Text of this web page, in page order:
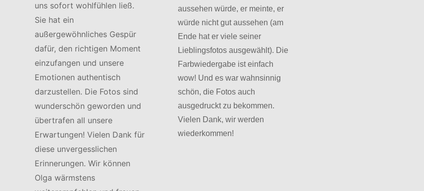
uns sofort wohlfühlen ließ.
Sie hat ein
außergewöhnliches Gespür
dafür, den richtigen Moment
einzufangen und unsere
Emotionen authentisch
darzustellen. Die Fotos sind
wunderschön geworden und
übertrafen all unsere
Erwartungen! Vielen Dank für
diese unvergesslichen
Erinnerungen. Wir können
Olga wärmstens
aussehen würde, er meinte, er
würde nicht gut aussehen (am
Ende hat er viele seiner
Lieblingsfotos ausgewählt). Die
Farbwiedergabe ist einfach
wow! Und es war wahnsinnig
schön, die Fotos auch
ausgedruckt zu bekommen.
Vielen Dank, wir werden
wiederkommen!